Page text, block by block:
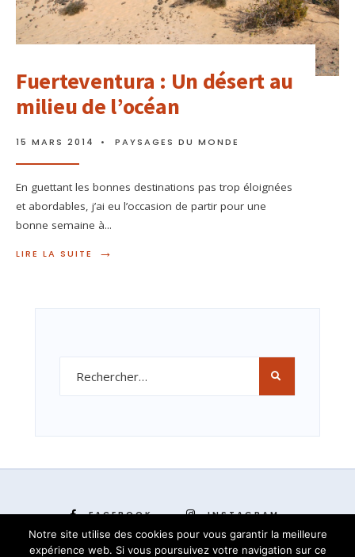
Fuerteventura : Un désert au
milieu de l’océan
15 MARS 2014 • PAYSAGES DU MONDE
En guettant les bonnes destinations pas trop éloignées
et abordables, j’ai eu l’occasion de partir pour une
bonne semaine à...
LIRE LA SUITE →
FACEBOOK INSTAGRAM
Notre site utilise des cookies pour vous garantir la meilleure
expérience web. Si vous poursuivez votre navigation sur ce